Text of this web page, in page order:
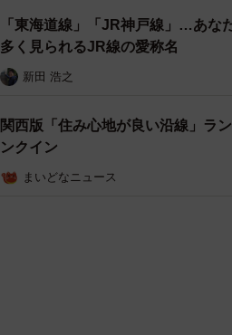
兵庫県・住みここち（自治体）ランキ
「東海道線」「JR神戸線」…あ
多く見られるJR線の愛称名
新田 浩之
関西版「住み心地が良い沿線」ラ
ンクイン
まいどなニュース